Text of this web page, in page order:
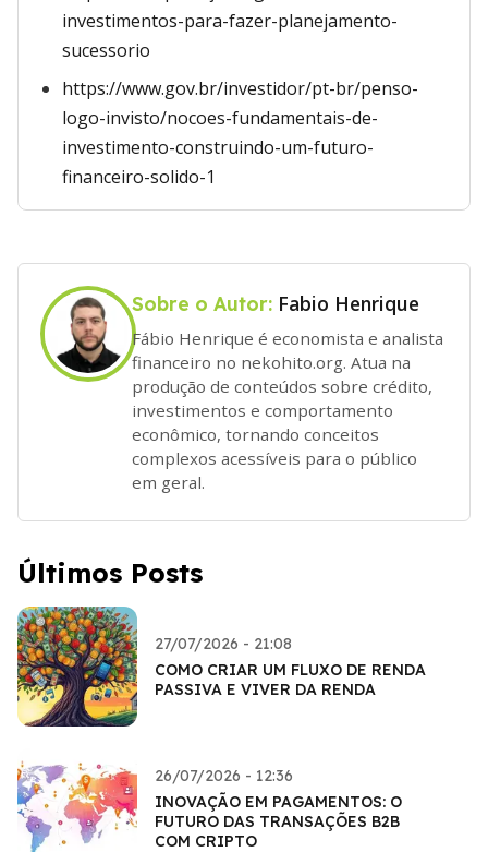
investimentos-para-fazer-planejamento-
sucessorio
https://www.gov.br/investidor/pt-br/penso-
logo-invisto/nocoes-fundamentais-de-
investimento-construindo-um-futuro-
financeiro-solido-1
Sobre o Autor: Fabio Henrique
Fábio Henrique é economista e analista
financeiro no nekohito.org. Atua na
produção de conteúdos sobre crédito,
investimentos e comportamento
econômico, tornando conceitos
complexos acessíveis para o público
em geral.
Últimos Posts
27/07/2026 - 21:08
COMO CRIAR UM FLUXO DE RENDA
PASSIVA E VIVER DA RENDA
26/07/2026 - 12:36
INOVAÇÃO EM PAGAMENTOS: O
FUTURO DAS TRANSAÇÕES B2B
COM CRIPTO